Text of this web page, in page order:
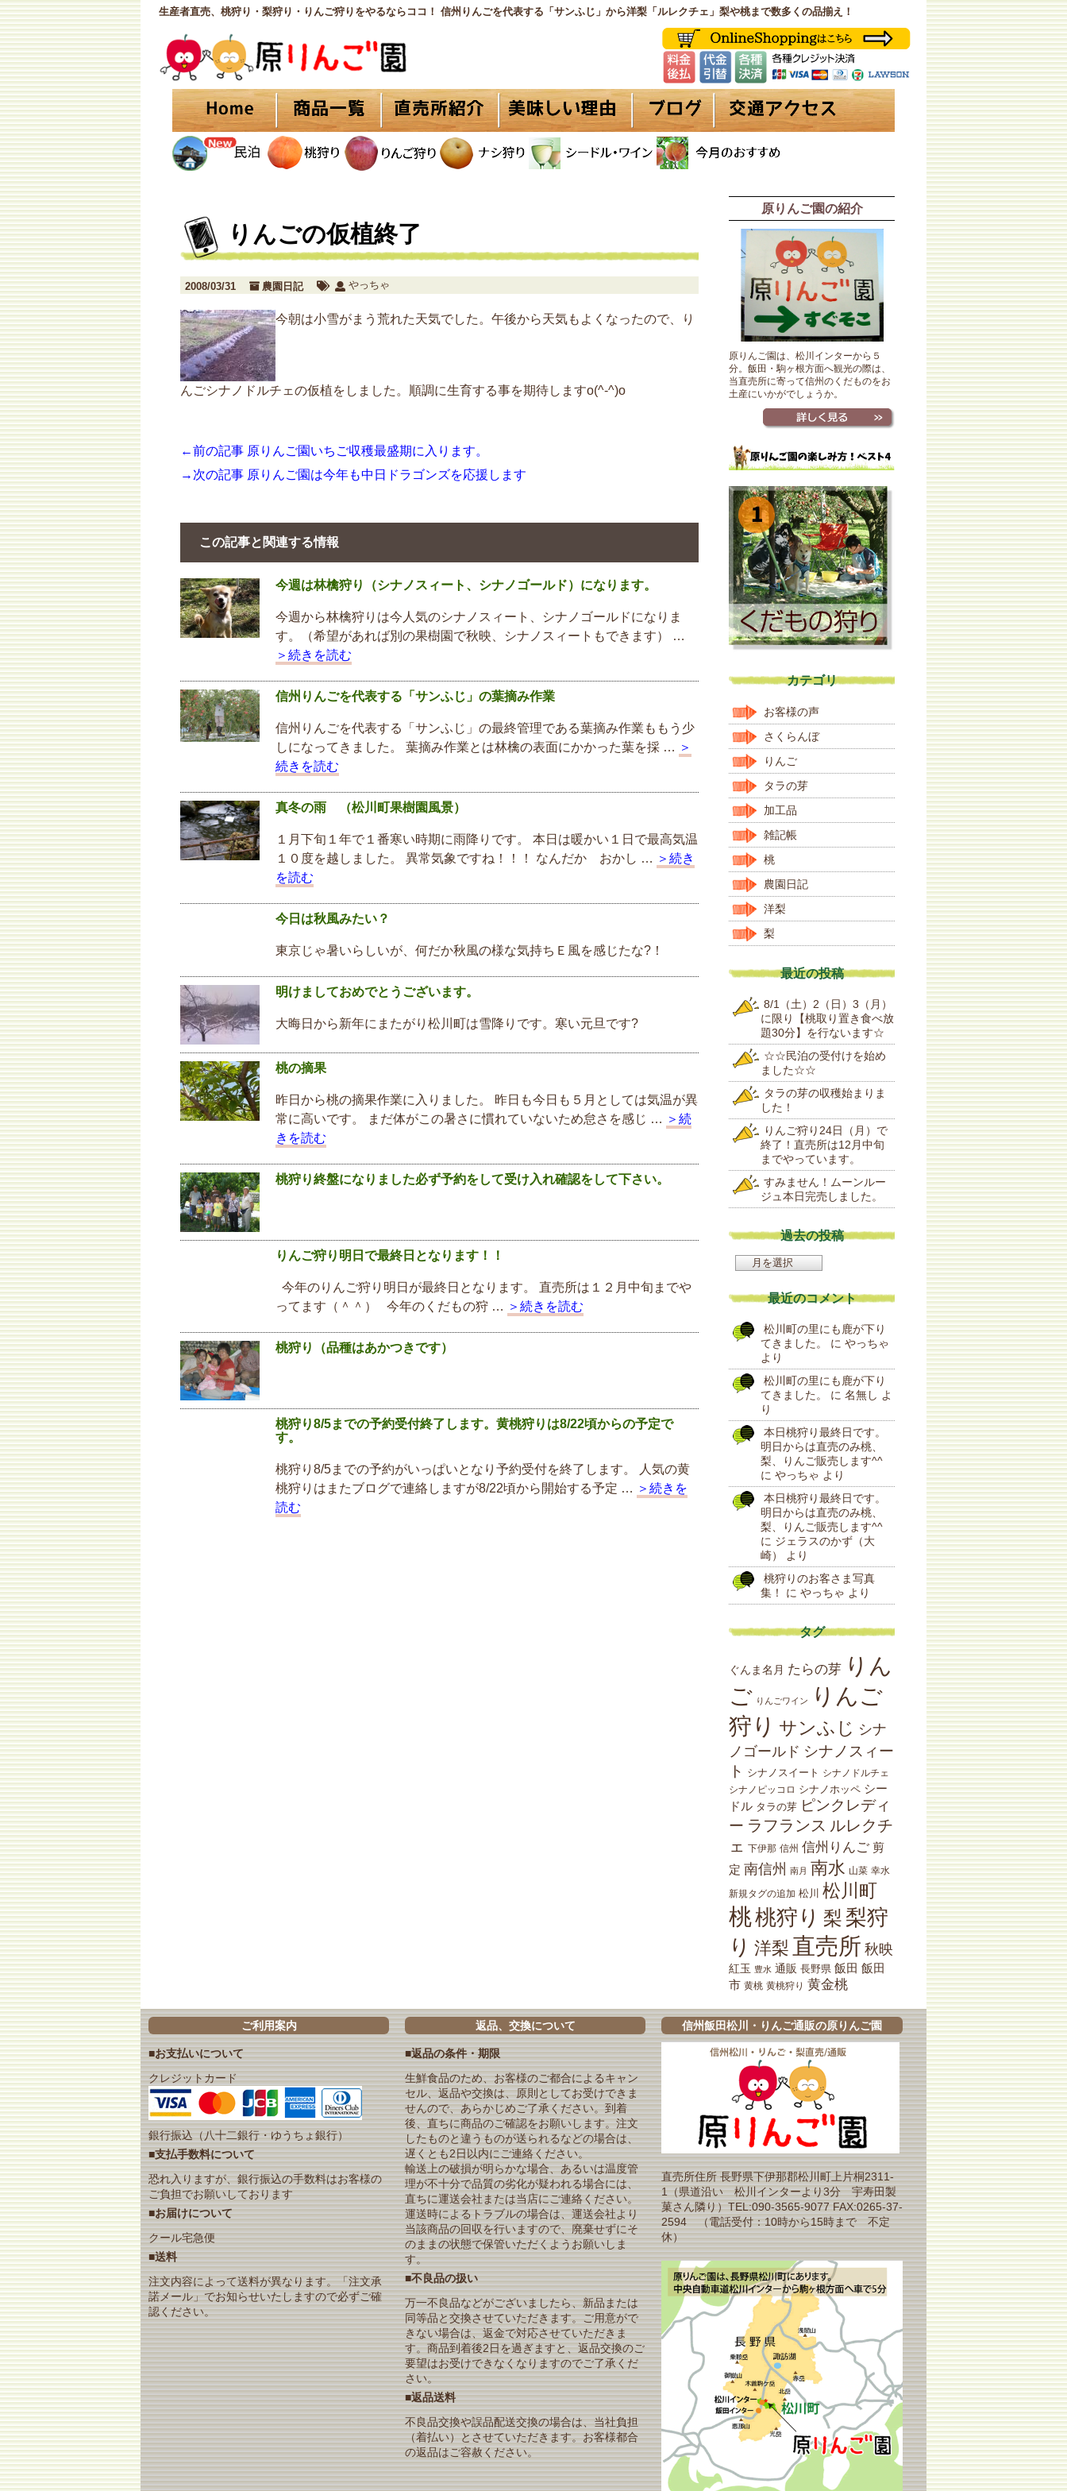
生産者直売、桃狩り・梨狩り・りんご狩りをやるならココ！ 信州りんごを代表する「サンふじ」から洋梨「ルレクチェ」梨や桃まで数多くの品揃え！
りんごの仮植終了
2008/03/31 農園日記 やっちゃ
今朝は小雪がまう荒れた天気でした。午後から天気もよくなったので、り
んごシナノドルチェの仮植をしました。順調に生育する事を期待しますo(^-^)o
←前の記事 原りんご園いちご収穫最盛期に入ります。
→次の記事 原りんご園は今年も中日ドラゴンズを応援します
この記事と関連する情報
今週は林檎狩り（シナノスィート、シナノゴールド）になります。
今週から林檎狩りは今人気のシナノスィート、シナノゴールドになりま
す。（希望があれば別の果樹園で秋映、シナノスィートもできます） …
＞続きを読む
信州りんごを代表する「サンふじ」の葉摘み作業
信州りんごを代表する「サンふじ」の最終管理である葉摘み作業ももう少
しになってきました。 葉摘み作業とは林檎の表面にかかった葉を採 … ＞
続きを読む
真冬の雨 （松川町果樹園風景）
１月下旬１年で１番寒い時期に雨降りです。 本日は暖かい１日で最高気温
１０度を越しました。 異常気象ですね！！！ なんだか おかし … ＞続き
を読む
今日は秋風みたい？
東京じゃ暑いらしいが、何だか秋風の様な気持ちＥ風を感じたな?！
明けましておめでとうございます。
大晦日から新年にまたがり松川町は雪降りです。寒い元旦です?
桃の摘果
昨日から桃の摘果作業に入りました。 昨日も今日も５月としては気温が異
常に高いです。 まだ体がこの暑さに慣れていないため怠さを感じ … ＞続
きを読む
桃狩り終盤になりました必ず予約をして受け入れ確認をして下さい。
りんご狩り明日で最終日となります！！
今年のりんご狩り明日が最終日となります。 直売所は１２月中旬までや
ってます（＾＾） 今年のくだもの狩 … ＞続きを読む
桃狩り（品種はあかつきです）
桃狩り8/5までの予約受付終了します。黄桃狩りは8/22頃からの予定で
す。
桃狩り8/5までの予約がいっぱいとなり予約受付を終了します。 人気の黄
桃狩りはまたブログで連絡しますが8/22頃から開始する予定 … ＞続きを
読む
原りんご園の紹介
原りんご園は、松川インターから５
分。飯田・駒ヶ根方面へ観光の際は、
当直売所に寄って信州のくだものをお
土産にいかがでしょうか。
カテゴリ
お客様の声
さくらんぼ
りんご
タラの芽
加工品
雑記帳
桃
農園日記
洋梨
梨
最近の投稿
8/1（土）2（日）3（月）
に限り【桃取り置き食べ放
題30分】を行ないます☆
☆☆民泊の受付けを始め
ました☆☆
タラの芽の収穫始まりま
した！
りんご狩り24日（月）で
終了！直売所は12月中旬
までやっています。
すみません！ムーンルー
ジュ本日完売しました。
過去の投稿
去
投
最近のコメント
松川町の里にも鹿が下り
てきました。
に やっちゃ
より
松川町の里にも鹿が下り
てきました。
に 名無し よ
り
本日桃狩り最終日です。
明日からは直売のみ桃、
梨、りんご販売します^^
に やっちゃ より
本日桃狩り最終日です。
明日からは直売のみ桃、
梨、りんご販売します^^
に ジェラスのかず（大
崎）
より
桃狩りのお客さま写真
集！
に やっちゃ より
タグ
ぐんま名月 たらの芽 りん
ご りんごワイン
りんご
狩り サンふじ シナ
ノゴールド シナノスィー
ト シナノスイート シナノドルチェ
シナノピッコロ シナノホッペ シー
ドル タラの芽 ピンクレディ
ー ラフランス ルレクチ
ェ 下伊那 信州 信州りんご 剪
定 南信州 南月 南水 山菜 幸水
新規タグの追加 松川 松川町
桃桃狩り 梨 梨狩
り 洋梨 直売所 秋映
紅玉 豊水 通販 長野県 飯田 飯田
市 黄桃 黄桃狩り 黄金桃
ご利用案内
■お支払いについて
クレジットカード
銀行振込（八十二銀行・ゆうちょ銀行）
■支払手数料について
恐れ入りますが、銀行振込の手数料はお客様の
ご負担でお願いしております
■お届けについて
クール宅急便
■送料
注文内容によって送料が異なります。「注文承
諾メール」でお知らせいたしますので必ずご確
認ください。
返品、交換について
■返品の条件・期限
生鮮食品のため、お客様のご都合によるキャン
セル、返品や交換は、原則としてお受けできま
せんので、あらかじめご了承ください。到着
後、直ちに商品のご確認をお願いします。注文
したものと違うものが送られるなどの場合は、
遅くとも2日以内にご連絡ください。
輸送上の破損が明らかな場合、あるいは温度管
理が不十分で品質の劣化が疑われる場合には、
直ちに運送会社または当店にご連絡ください。
運送時によるトラブルの場合は、運送会社より
当該商品の回収を行いますので、廃棄せずにそ
のままの状態で保管いただくようお願いしま
す。
■不良品の扱い
万一不良品などがございましたら、新品または
同等品と交換させていただきます。ご用意がで
きない場合は、返金で対応させていただきま
す。商品到着後2日を過ぎますと、返品交換のご
要望はお受けできなくなりますのでご了承くだ
さい。
■返品送料
不良品交換や誤品配送交換の場合は、当社負担
（着払い）とさせていただきます。お客様都合
の返品はご容赦ください。
信州飯田松川・りんご通販の原りんご園
直売所住所 長野県下伊那郡松川町上片桐2311-
1（県道沿い 松川インターより3分 宇寿田製
菓さん隣り）TEL:090-3565-9077 FAX:0265-37-
2594 （電話受付：10時から15時まで 不定
休）